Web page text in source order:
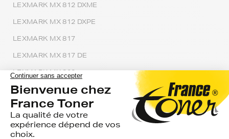
LEXMARK MX 812 DXME
LEXMARK MX 812 DXPE
LEXMARK MX 817
LEXMARK MX 817 DE
LEXMARK MX 820
LEXMARK MX 820 SERIES
LEXMARK MX 822
LEXMARK MX 822 ADE